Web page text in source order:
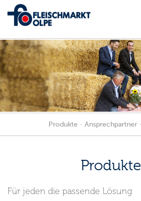
Produkte Ansprechpartner
Produkte
Für jeden die passende Lösung